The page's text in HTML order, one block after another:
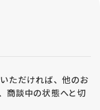
ただければ、他のお
商談中の状態へと切